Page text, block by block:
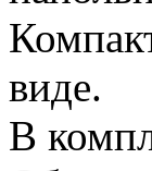
виде.
В